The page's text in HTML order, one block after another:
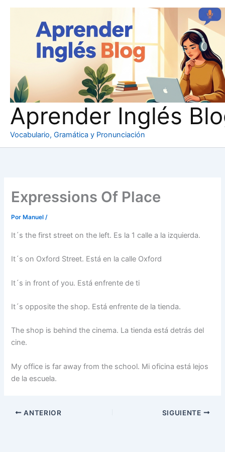
Aprender Inglés
Vocabulario, Gramática y Pronunciación
Expressions Of Place
Por Manuel/
It´s the first street on the left. Es la 1 calle a la izquierda.
It´s on Oxford Street. Está en la calle Oxford
It´s in front of you. Está enfrente de ti
It´s opposite the shop. Está enfrente de la tienda.
The shop is behind the cinema. La tienda está detrás del
cine.
My office is far away from the school. Mi oficina está lejos
de la escuela.
ANTERIOR SIGUIENTE